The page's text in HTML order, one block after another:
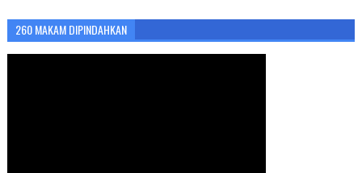
260 MAKAM DIPINDAHKAN